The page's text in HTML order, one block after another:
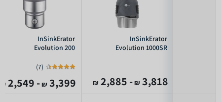
InSinkErator
Evolution 1000SR
3,818
₪
- 2,885
₪
InSinkErator
Evolution 200
(
7
)
3,399
₪
- 2,549
₪